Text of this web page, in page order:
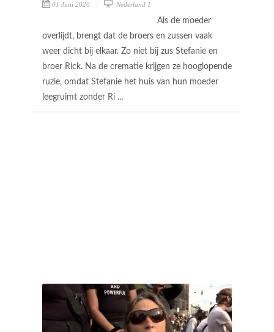
01 Juni 2020 Nederland 1
Als de moeder
overlijdt, brengt dat de broers en zussen vaak
weer dicht bij elkaar. Zo niet bij zus Stefanie en
broer Rick. Na de crematie krijgen ze hooglopende
ruzie, omdat Stefanie het huis van hun moeder
leegruimt zonder Ri ...